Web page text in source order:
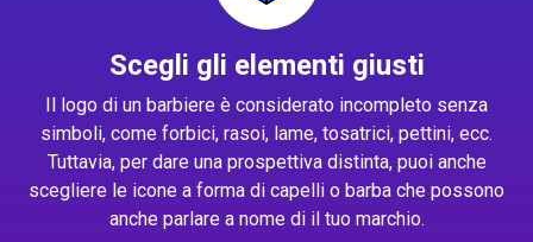
Scegli gli elementi giusti
Il logo di un barbiere è considerato incompleto senza
simboli, come forbici, rasoi, lame, tosatrici, pettini, ecc.
Tuttavia, per dare una prospettiva distinta, puoi anche
scegliere le icone a forma di capelli o barba che possono
anche parlare a nome di il tuo marchio.